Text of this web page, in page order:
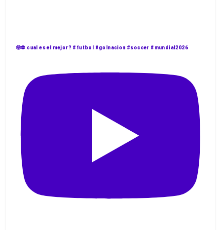
🤩⚽️ cual es el mejor? #futbol #golnacion #soccer #mundial2026